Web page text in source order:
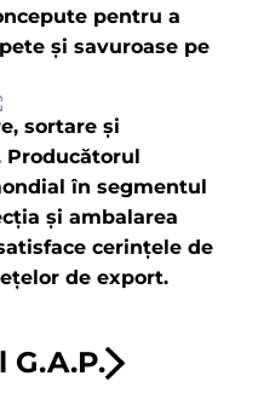
pentru a
și savuroase pe
sortare și
în segmentul
și ambalarea
cerințele de
de export.